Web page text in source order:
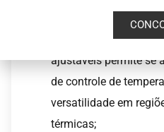
aletas ajustáveis— a
ajustáveis permite se
de controle de
versatilidade em
térmicas;